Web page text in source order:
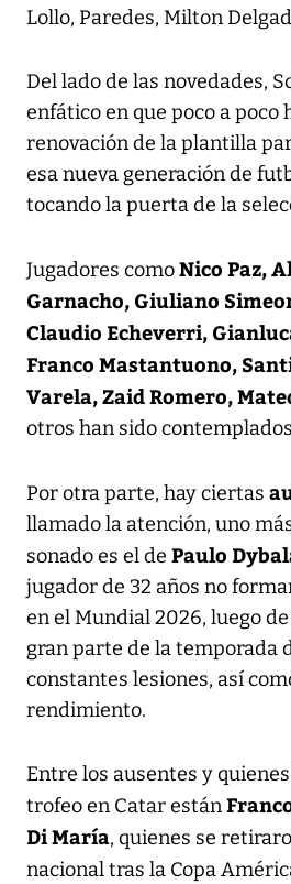
Lollo, Paredes, Milton
Del lado de las novedades,
enfático en que poco a poco
renovación de la plantilla
esa nueva generación de
tocando la puerta de la
Jugadores comoNico Paz,
Garnacho, Giuliano
Claudio Echeverri,
Franco Mastantuono,
Varela, Zaid Romero,
otros han sido
Por otra parte, hay ciertas
llamado la atención, uno
sonado es el de Paulo
jugador de 32 años no
en el Mundial 2026, luego
gran parte de la temporada
constantes lesiones, así
rendimiento.
Entre los ausentes y
trofeo en Catar están
Di María, quienes se
nacional tras la Copa